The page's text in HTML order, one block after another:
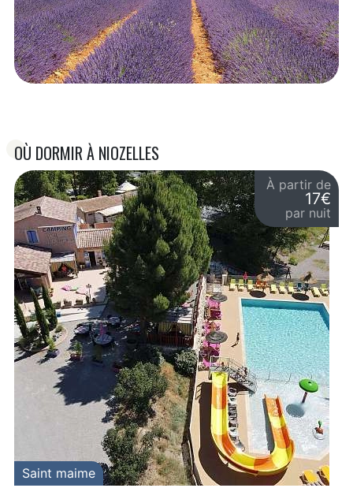
OÙ DORMIR À NIOZELLES
À partir de
17€
par nuit
Saint maime